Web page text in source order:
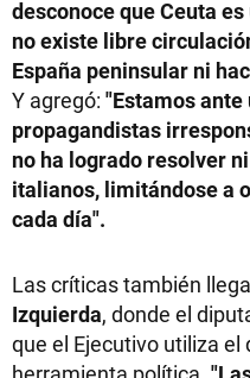
desconoce que Ceuta
no existe libre
España peninsular ni
Y agregó: "Estamos
propagandistas
no ha logrado resolver
italianos, limitándose a
cada día".
Las críticas también
Izquierda, donde el
que el Ejecutivo utiliza